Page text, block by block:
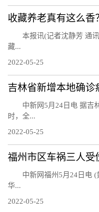
收藏养老真有这么香
本报讯(记者沈静芳 通讯
藏...
2022-05-25
中新网5月24日电 据吉林
时，全...
2022-05-25
福州市区车祸三人受
中新网福州5月24日电 (黄永峰 郑林盛宇星)“
华...
2022-05-25